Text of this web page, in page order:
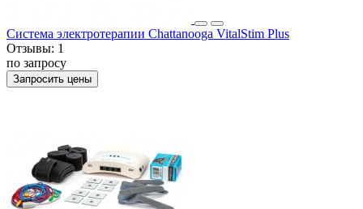
Система электротерапии Chattanooga VitalStim Plus
Отзывы: 1
по запросу
Запросить цены